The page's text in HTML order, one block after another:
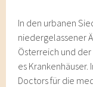
In den urbanen
niedergelassener
Österreich und
es Krankenhäuser.
Doctors für die